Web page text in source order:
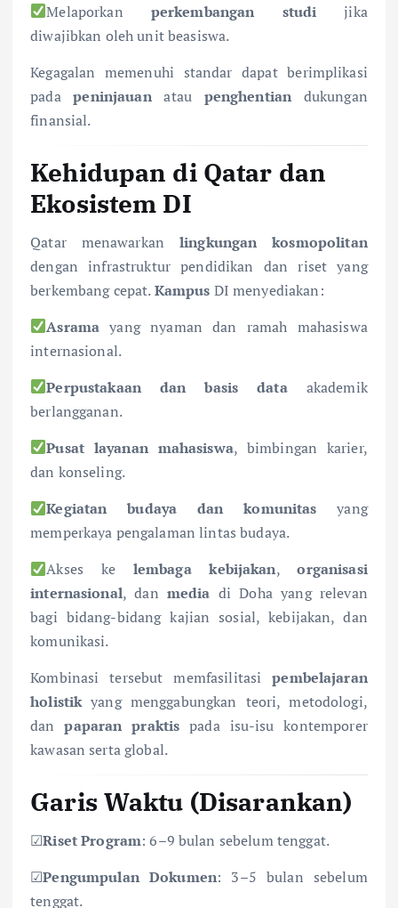
Melaporkan perkembangan studi jika
diwajibkan oleh unit beasiswa.
Kegagalan memenuhi standar dapat berimplikasi
padapeninjauanatau penghentian dukungan
finansial.
Kehidupan di Qatar dan
Ekosistem DI
Qatar menawarkan lingkungan kosmopolitan
dengan infrastruktur pendidikan dan riset yang
berkembang cepat.Kampus DI menyediakan:
Asrama yang nyaman dan ramah mahasiswa
internasional.
Perpustakaan dan basis dataakademik
berlangganan.
Pusat layanan mahasiswa, bimbingan karier,
dan konseling.
Kegiatan budaya dan komunitas yang
memperkaya pengalaman lintas budaya.
Akses ke lembaga kebijakan,organisasi
internasional, dan media di Doha yang relevan
bagi bidang-bidang kajian sosial, kebijakan, dan
komunikasi.
Kombinasi tersebut memfasilitasipembelajaran
holistikyang menggabungkan teori, metodologi,
danpaparan praktis pada isu-isu kontemporer
kawasan serta global.
Garis Waktu (Disarankan)
☑Riset Program: 6–9 bulan sebelum tenggat.
☑Pengumpulan Dokumen: 3–5 bulan sebelum
tenggat.